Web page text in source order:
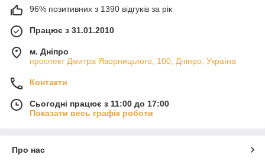
96% позитивних з 1390 відгуків за рік
Працює з 31.01.2010
м. Дніпро
проспект Дмитра Яворницького, 100, Дніпро, Україна
Контакти
Сьогодні працює з 11:00 до 17:00
Показати весь графік роботи
Про нас